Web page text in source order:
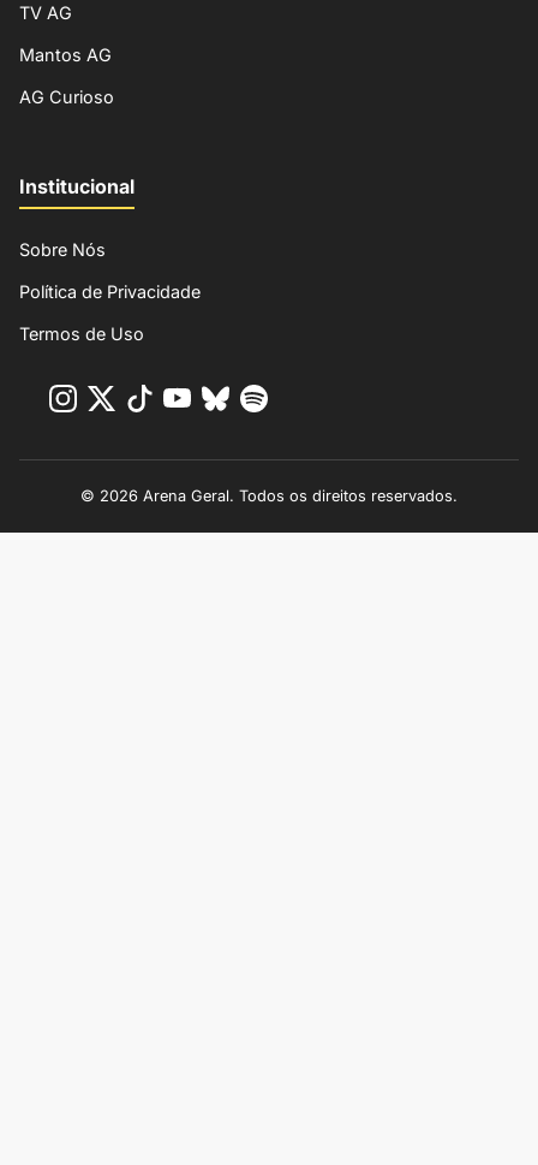
TV AG
Mantos AG
AG Curioso
Institucional
Sobre Nós
Política de Privacidade
Termos de Uso
© 2026 Arena Geral. Todos os direitos reservados.